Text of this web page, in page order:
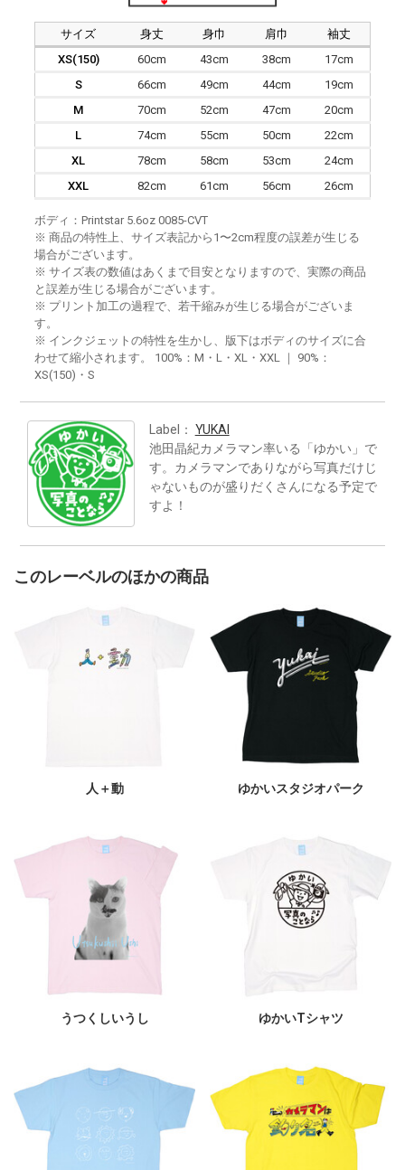
サイズ 身丈 身巾 肩巾
袖丈
XS(150)
60cm 43cm 38cm
17cm
S
66cm 49cm 44cm
19cm
M
70cm 52cm 47cm
20cm
L
74cm 55cm 50cm
22cm
XL
78cm 58cm 53cm
24cm
XXL
82cm 61cm 56cm 26cm
ボディ：Printstar 5.6oz 0085-CVT
※ 商品の特性上、サイズ表記から1〜2cm程度の誤差が生じる
場合がございます。
※ サイズ表の数値はあくまで目安となりますので、実際の商品
と誤差が生じる場合がございます。
※ プリント加工の過程で、若干縮みが生じる場合がございま
す。
※ インクジェットの特性を生かし、版下はボディのサイズに合
わせて縮小されます。 100%：M・L・XL・XXL ｜ 90%：
XS(150)・S
Label： YUKAI
池田晶紀カメラマン率いる「ゆかい」で
す。カメラマンでありながら写真だけじ
ゃないものが盛りだくさんになる予定で
すよ！
このレーベルのほかの商品
人＋動 ゆかいスタジオパーク
うつくしいうし ゆかいTシャツ